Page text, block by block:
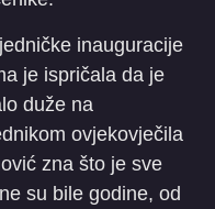
inauguracije
je ispričala da je
duže na
ovjekovječila
zna što je sve
su bile godine, od